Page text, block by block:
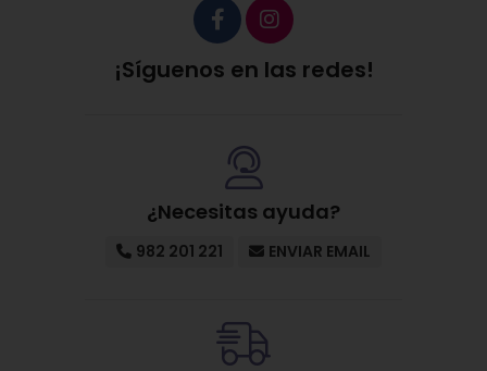
¡Síguenos en las redes!
¿Necesitas ayuda?
982 201 221 ENVIAR EMAIL